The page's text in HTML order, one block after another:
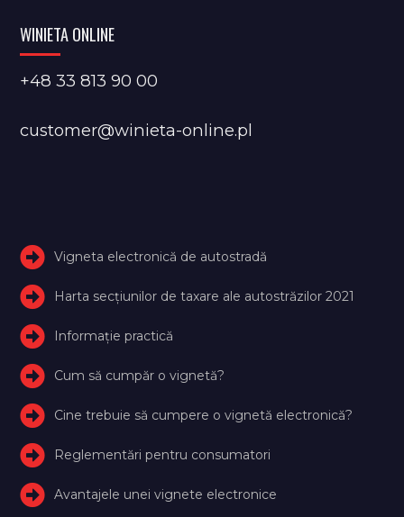
WINIETA ONLINE
+48 33 813 90 00
customer@winieta-online.pl
Vigneta electronică de autostradă
Harta secțiunilor de taxare ale autostrăzilor 2021
Informație practică
Cum să cumpăr o vignetă?
Cine trebuie să cumpere o vignetă electronică?
Reglementări pentru consumatori
Avantajele unei vignete electronice